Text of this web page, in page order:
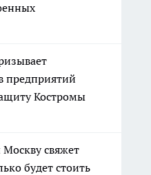
предприятий
Костромы
свяжет
будет стоить